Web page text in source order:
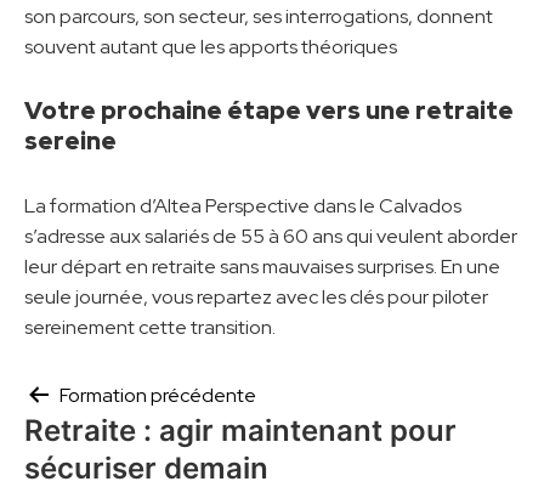
son parcours, son secteur, ses interrogations, donnent
souvent autant que les apports théoriques
Votre prochaine étape vers une retraite
sereine
La formation d’Altea Perspective dans le Calvados
s’adresse aux salariés de 55 à 60 ans qui veulent aborder
leur départ en retraite sans mauvaises surprises. En une
seule journée, vous repartez avec les clés pour piloter
sereinement cette transition.
Navigation
de
l’article
Formation précédente
Retraite : agir maintenant pour
sécuriser demain